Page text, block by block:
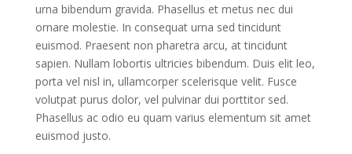
urna bibendum gravida. Phasellus et metus nec dui
ornare molestie. In consequat urna sed tincidunt
euismod. Praesent non pharetra arcu, at tincidunt
sapien. Nullam lobortis ultricies bibendum. Duis elit leo,
porta vel nisl in, ullamcorper scelerisque velit. Fusce
volutpat purus dolor, vel pulvinar dui porttitor sed.
Phasellus ac odio eu quam varius elementum sit amet
euismod justo.